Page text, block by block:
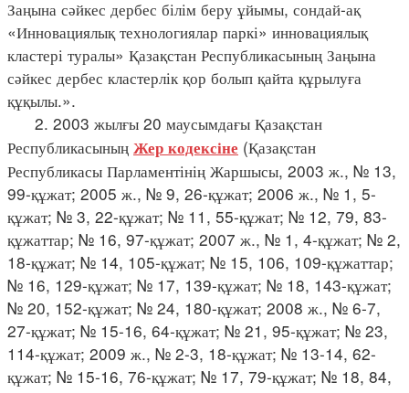
Заңына сәйкес дербес білім беру ұйымы, сондай-ақ
«Инновациялық технологиялар паркі» инновациялық
кластері туралы» Қазақстан Республикасының Заңына
сәйкес дербес кластерлік қор болып қайта құрылуға
құқылы.».
2. 2003 жылғы 20 маусымдағы Қазақстан
Республикасының Жер кодексіне (Қазақстан
Республикасы Парламентінің Жаршысы, 2003 ж., № 13,
99-құжат; 2005 ж., № 9, 26-құжат; 2006 ж., № 1, 5-
құжат; № 3, 22-құжат; № 11, 55-құжат; № 12, 79, 83-
құжаттар; № 16, 97-құжат; 2007 ж., № 1, 4-құжат; № 2,
18-құжат; № 14, 105-құжат; № 15, 106, 109-құжаттар;
№ 16, 129-құжат; № 17, 139-құжат; № 18, 143-құжат;
№ 20, 152-құжат; № 24, 180-құжат; 2008 ж., № 6-7,
27-құжат; № 15-16, 64-құжат; № 21, 95-құжат; № 23,
114-құжат; 2009 ж., № 2-3, 18-құжат; № 13-14, 62-
құжат; № 15-16, 76-құжат; № 17, 79-құжат; № 18, 84,